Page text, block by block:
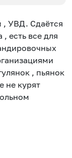
, УВД. Сдаётся
есть все для
, пьянок
не курят